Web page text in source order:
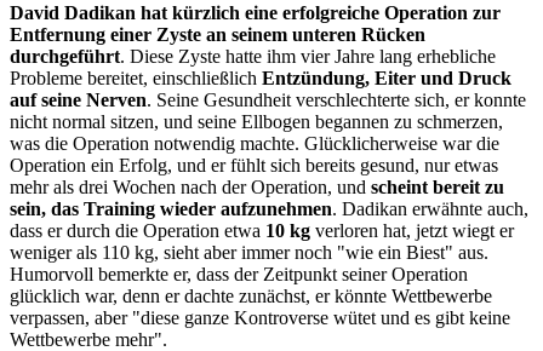
David Dadikan hat kürzlich eine erfolgreiche Operation zur
Entfernung einer Zyste an seinem unteren Rücken
durchgeführt. Diese Zyste hatte ihm vier Jahre lang erhebliche
Probleme bereitet, einschließlich Entzündung, Eiter und Druck
auf seine Nerven. Seine Gesundheit verschlechterte sich, er konnte
nicht normal sitzen, und seine Ellbogen begannen zu schmerzen,
was die Operation notwendig machte. Glücklicherweise war die
Operation ein Erfolg, und er fühlt sich bereits gesund, nur etwas
mehr als drei Wochen nach der Operation, und scheint bereit zu
sein, das Training wieder aufzunehmen. Dadikan erwähnte auch,
dass er durch die Operation etwa 10 kg verloren hat, jetzt wiegt er
weniger als 110 kg, sieht aber immer noch "wie ein Biest" aus.
Humorvoll bemerkte er, dass der Zeitpunkt seiner Operation
glücklich war, denn er dachte zunächst, er könnte Wettbewerbe
verpassen, aber "diese ganze Kontroverse wütet und es gibt keine
Wettbewerbe mehr".